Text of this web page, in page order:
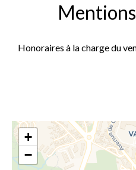
Honoraires à la charge du
+
−